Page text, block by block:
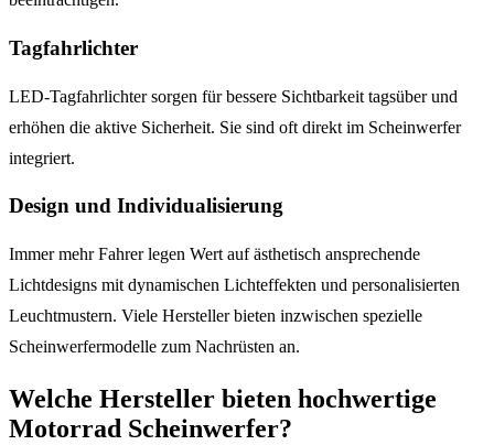
Tagfahrlichter
LED-Tagfahrlichter sorgen für bessere Sichtbarkeit tagsüber und
erhöhen die aktive Sicherheit. Sie sind oft direkt im Scheinwerfer
integriert.
Design und Individualisierung
Immer mehr Fahrer legen Wert auf ästhetisch ansprechende
Lichtdesigns mit dynamischen Lichteffekten und personalisierten
Leuchtmustern. Viele Hersteller bieten inzwischen spezielle
Scheinwerfermodelle zum Nachrüsten an.
Welche Hersteller bieten hochwertige
Motorrad Scheinwerfer?